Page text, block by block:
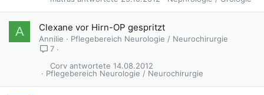
A Clexane vor Hirn-OP gespritzt
Annilie
Pflegebereich Neurologie / Neurochirurgie
7
Pflegebereich Neurologie / Neurochirurgie
14.08.2012
Corv